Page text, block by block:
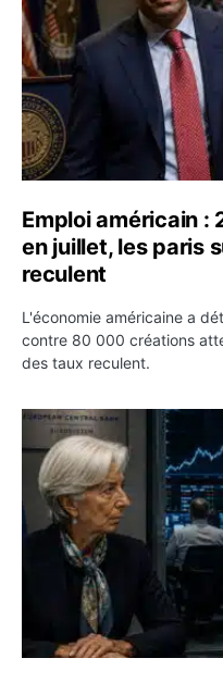
Emploi américain
en juillet, les paris
reculent
L'économie américaine a
contre 80 000 créations
des taux reculent.
Yen : Washington a